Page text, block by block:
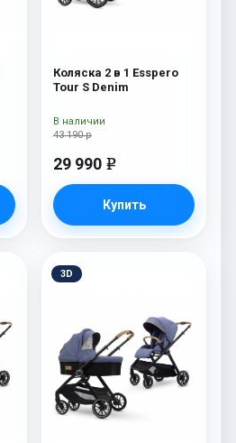
Коляска 2 в 1 Esspero
Tour S Denim
43 190 р
29 990 e
Купить
В наличии
3D